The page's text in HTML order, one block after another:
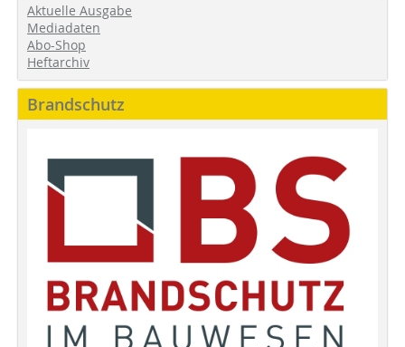
Aktuelle Ausgabe
Mediadaten
Abo-Shop
Heftarchiv
Brandschutz